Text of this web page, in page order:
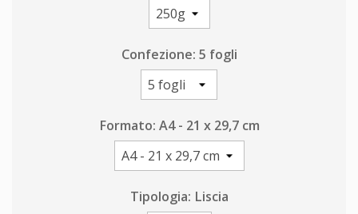
Confezione: 5 fogli
Formato: A4 - 21 x 29,7 cm
Tipologia: Liscia